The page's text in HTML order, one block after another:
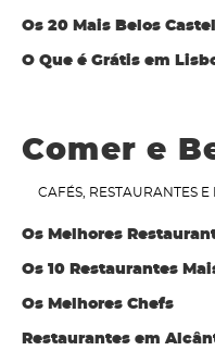
Os 20 Mais Belos
O Que é Grátis em
Comer e
CAFÉS, RESTAURANTES E
Os Melhores
Os 10 Restaurantes
Os Melhores Chefs
Restaurantes em